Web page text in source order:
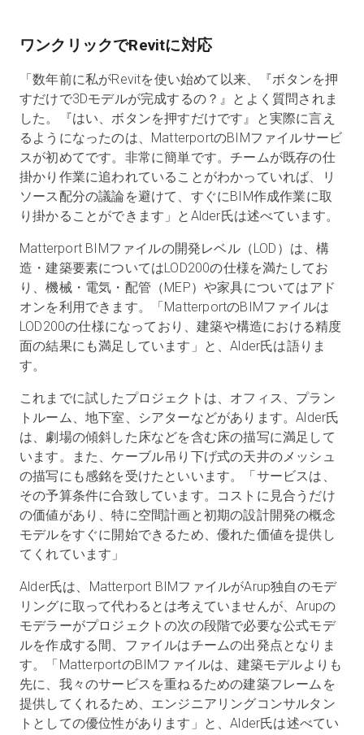
ワンクリックでRevitに対応
「数年前に私がRevitを使い始めて以来、『ボタンを押
すだけで3Dモデルが完成するの？』とよく質問されま
した。『はい、ボタンを押すだけです』と実際に言え
るようになったのは、MatterportのBIMファイルサービ
スが初めてです。非常に簡単です。チームが既存の仕
掛かり作業に追われていることがわかっていれば、リ
ソース配分の議論を避けて、すぐにBIM作成作業に取
り掛かることができます」とAlder氏は述べています。
Matterport BIMファイルの開発レベル（LOD）は、構
造・建築要素についてはLOD200の仕様を満たしてお
り、機械・電気・配管（MEP）や家具についてはアド
オンを利用できます。「MatterportのBIMファイルは
LOD200の仕様になっており、建築や構造における精度
面の結果にも満足しています」と、Alder氏は語りま
す。
これまでに試したプロジェクトは、オフィス、プラン
トルーム、地下室、シアターなどがあります。Alder氏
は、劇場の傾斜した床などを含む床の描写に満足して
います。また、ケーブル吊り下げ式の天井のメッシュ
の描写にも感銘を受けたといいます。「サービスは、
その予算条件に合致しています。コストに見合うだけ
の価値があり、特に空間計画と初期の設計開発の概念
モデルをすぐに開始できるため、優れた価値を提供し
てくれています」
Alder氏は、Matterport BIMファイルがArup独自のモデ
リングに取って代わるとは考えていませんが、Arupの
モデラーがプロジェクトの次の段階で必要な公式モデ
ルを作成する間、ファイルはチームの出発点となりま
す。「MatterportのBIMファイルは、建築モデルよりも
先に、我々のサービスを重ねるための建築フレームを
提供してくれるため、エンジニアリングコンサルタン
トとしての優位性があります」と、Alder氏は述べてい